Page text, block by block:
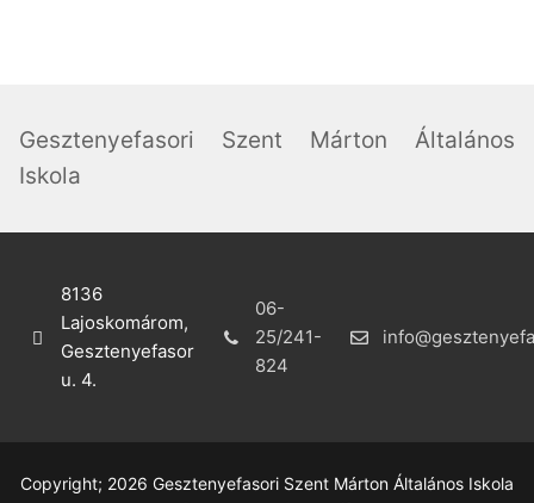
Gesztenyefasori Szent Márton Általános
Iskola
8136
Lajoskomárom,
Gesztenyefasor
u. 4.
06-
25/241-
824
Copyright; 2026 Gesztenyefasori Szent Márton Általános Iskola